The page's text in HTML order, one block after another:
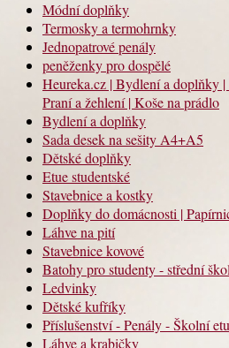
Módní doplňky
Termosky a termohrnky
Jednopatrové penály
peněženky pro dospělé
Heureka.cz | Bydlení a doplňky
Praní a žehlení | Koše na prádlo
Bydlení a doplňky
Sada desek na sešity A4+A5
Dětské doplňky
Etue studentské
Stavebnice a kostky
Doplňky do domácnosti |
Láhve na pití
Stavebnice kovové
Batohy pro studenty - střední
Ledvinky
Dětské kufříky
Příslušenství - Penály - Školní
Láhve a krabičky